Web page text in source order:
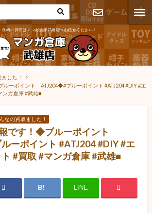
長崎の買取はマンガ倉庫武雄店へお任せください！
お問い合わ
せ
した！
ーポイント ATJ204◆#ブルーポイント #ATJ204 #DIY #エ
ンガ倉庫 #武雄■
なの買取ました！
です！◆ブルーポイント
ーポイント #ATJ204 #DIY #エ
#買取 #マンガ倉庫 #武雄■
LINE